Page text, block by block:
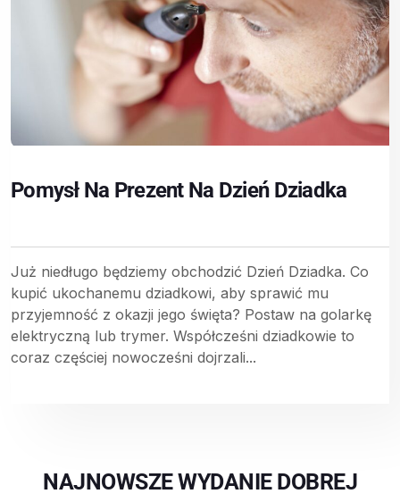
Pomysł Na Prezent Na Dzień Dziadka
Już niedługo będziemy obchodzić Dzień Dziadka. Co
kupić ukochanemu dziadkowi, aby sprawić mu
przyjemność z okazji jego święta? Postaw na golarkę
elektryczną lub trymer. Współcześni dziadkowie to
coraz częściej nowocześni dojrzali...
NAJNOWSZE WYDANIE DOBREJ